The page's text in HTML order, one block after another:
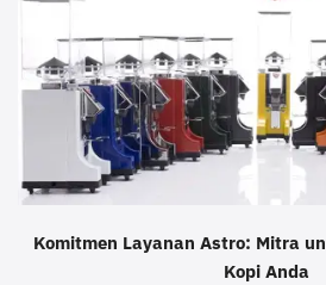
Komitmen Layanan Astro: Mitra
Kopi Anda